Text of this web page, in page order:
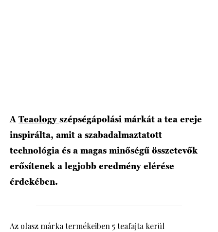
ATeaology szépségápolási márkát a tea ereje
inspirálta, amit a szabadalmaztatott
technológia és a magas minőségű összetevők
erősítenek a legjobb eredmény elérése
érdekében.
Az olasz márka termékeiben 5 teafajta kerül